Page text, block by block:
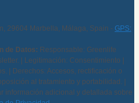
29604 Marbella, Málaga, Spain - GPS:
de Datos: Responsable: Greenlife
| Legitimación: Consentimiento |
| Derechos: Accesos, rectificación o
al tratamiento y portabilidad. |
información adicional y detallada sobre